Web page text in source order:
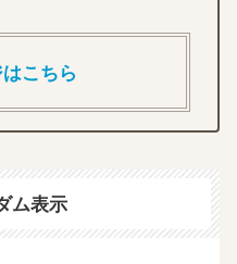
こちら
ム表示